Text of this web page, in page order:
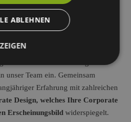
nun noch mehr Erfahrung zum
unser Team ein. Gemeinsam
Erfahrung mit zahlreichen
Design, welches Ihre Corporate
Erscheinungsbildwiderspiegelt.
ABLEHNEN